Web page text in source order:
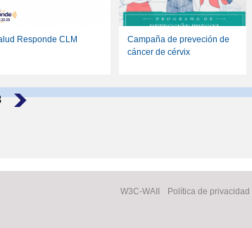
Responde CLM
Campaña de preveción de
cáncer de cérvix
›
W3C-WAII Política de privacidad